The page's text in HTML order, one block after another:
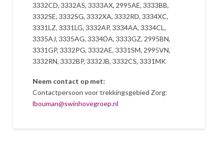
3332CD, 3332AS, 3333AX, 2995AE, 3333BB,
3332SE, 3332SG, 3332XA, 3332RD, 3334XC,
3331LZ, 3331LG, 3332AP, 3334AA, 3334CL,
3335AJ, 3335AG, 3334DA, 3333GZ, 2995BN,
3331GP, 3332PG, 3332AE, 3331SM, 2995VN,
3332RN, 3332BP, 3332JB, 3332CS, 3331MK
Neem contact op met:
Contactpersoon voor trekkingsgebied Zorg:
lbouman@swinhovegroep.nl